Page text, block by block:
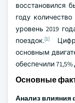
восстановился
году
уровень 2019
поездок.[1]
основным
обеспечили
Основные
Анализ влияния